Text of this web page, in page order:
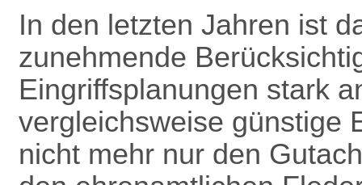
In den letzten Jahren ist
zunehmende
Eingriffsplanungen stark
vergleichsweise günstige
nicht mehr nur den